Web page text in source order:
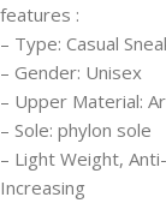
features :
– Type: Casual
– Gender: Unisex
– Upper Material:
– Sole: phylon sole
– Light Weight,
Increasing